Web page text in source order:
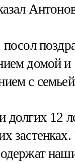
домой и
с
долгих 12